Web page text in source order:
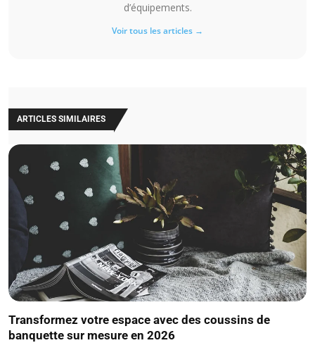
d’équipements.
Voir tous les articles →
ARTICLES SIMILAIRES
Transformez votre espace avec des coussins de
banquette sur mesure en 2026